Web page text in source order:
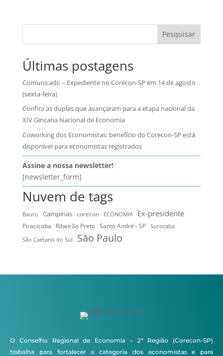
Pesquisar
Últimas postagens
Comunicado – Expediente no Corecon-SP em 14 de agosto
(sexta-feira)
Confira as duplas que avançaram para a etapa nacional da
XIV Gincana Nacional de Economia
Coworking dos Economistas: benefício do Corecon-SP está
disponível para economistas registrados
Assine a nossa newsletter!
[newsletter_form]
Nuvem de tags
Bauru Campinas corecon ECONOMIA Ex-presidente
Piracicaba Ribeirão Preto Santo André - SP
Sorocaba
São Caetano do Sul
São Paulo
O Conselho Regional de Economia – 2ª Região (Corecon-SP)
trabalha para fortalecer a categoria dos economistas e para